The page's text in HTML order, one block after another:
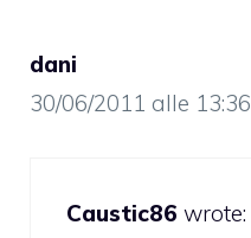
dani
30/06/2011 alle 13:36
Caustic86 wrote: